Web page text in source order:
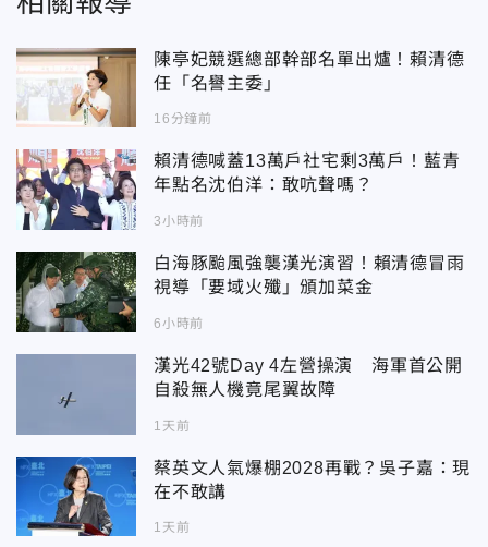
陳亭妃競選總部幹部名單出爐！賴清德
任「名譽主委」
16分鐘前
賴清德喊蓋13萬戶社宅剩3萬戶！藍青
年點名沈伯洋：敢吭聲嗎？
3小時前
白海豚颱風強襲漢光演習！賴清德冒雨
視導「要域火殲」頒加菜金
6小時前
漢光42號Day 4左營操演 海軍首公開
自殺無人機竟尾翼故障
1天前
蔡英文人氣爆棚2028再戰？吳子嘉：現
在不敢講
1天前